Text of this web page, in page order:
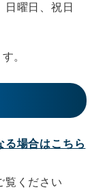
曜日、祝日
。
る場合はこちら
覧ください